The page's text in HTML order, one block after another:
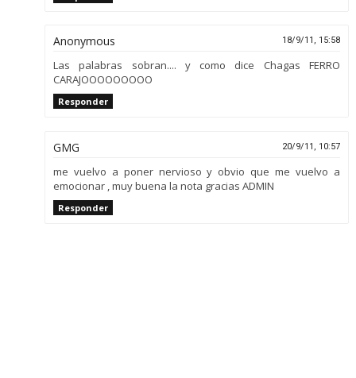
Anonymous 18/9/11, 15:58
Las palabras sobran.... y como dice Chagas FERRO
CARAJOOOOOOOOO
Responder
GMG 20/9/11, 10:57
me vuelvo a poner nervioso y obvio que me vuelvo a
emocionar , muy buena la nota gracias ADMIN
Responder